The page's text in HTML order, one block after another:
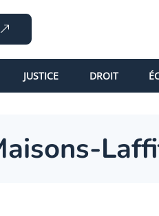
JUSTICE DROIT